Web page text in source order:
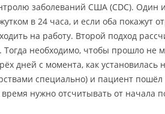
заболеваний США (CDC). Один
в 24 часа, и если оба покажут
на работу. Второй подход
необходимо, чтобы прошло не
дней с момента, как установилась
специально) и пациент
нужно отсчитывать от начала